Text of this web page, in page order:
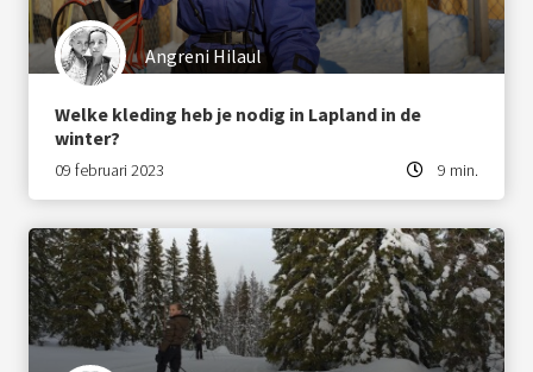
Angreni Hilaul
Welke kleding heb je nodig in Lapland in de
winter?
09 februari 2023 9 min.